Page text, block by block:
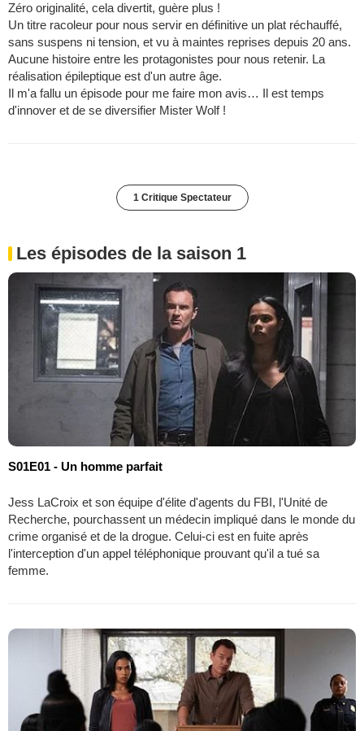
Zéro originalité, cela divertit, guère plus !
Un titre racoleur pour nous servir en définitive un plat réchauffé,
sans suspens ni tension, et vu à maintes reprises depuis 20 ans.
Aucune histoire entre les protagonistes pour nous retenir. La
réalisation épileptique est d'un autre âge.
Il m'a fallu un épisode pour me faire mon avis… Il est temps
d'innover et de se diversifier Mister Wolf !
1 Critique Spectateur
Les épisodes de la saison 1
S01E01 - Un homme parfait
Jess LaCroix et son équipe d'élite d'agents du FBI, l'Unité de
Recherche, pourchassent un médecin impliqué dans le monde du
crime organisé et de la drogue. Celui-ci est en fuite après
l'interception d'un appel téléphonique prouvant qu'il a tué sa
femme.